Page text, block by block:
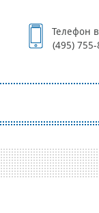
Телефон
(495)